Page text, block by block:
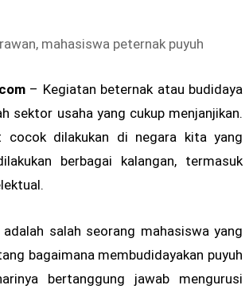
mahasiswa peternak puyuh
– Kegiatan beternak atau budidaya
sektor usaha yang cukup menjanjikan.
cocok dilakukan di negara kita yang
berbagai kalangan, termasuk
adalah salah seorang mahasiswa yang
bagaimana membudidayakan puyuh
bertanggung jawab mengurusi